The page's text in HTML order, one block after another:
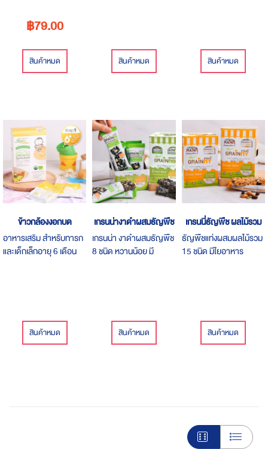
ประสาทสัมผัสทั้งสายตา-
กล้ามเนื่อมัดเล็ก และเป็น
฿79.00
สินค้าหมด สินค้าหมด สินค้าหมด
ข้าวกล้องงอกบด
อาหารเสริม สำหรับทารก
และเด็กเล็กอายุ 6 เดือน
สินค้าหมด
เกรนน่างาดำผสมธัญพืช
เกรนน่า งาดำผสมธัญพืช
8 ชนิด หวานน้อย มี
สินค้าหมด
เกรนนี่ธัญพืช ผลไม้รวม
ธัญพืชแท่งผสมผลไม้รวม
15 ชนิด มีใยอาหาร
สินค้าหมด